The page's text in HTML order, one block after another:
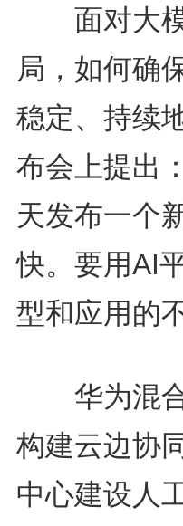
面对大模
局，如何确
稳定、持续
布会上提出
天发布一个
快。要用AI
型和应用的
华为混合
构建云边协
中心建设人